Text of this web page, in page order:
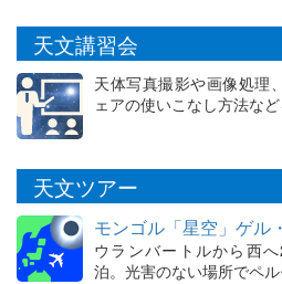
天文講習会
天体写真撮影や画像処理
ェアの使いこなし方法な
天文ツアー
モンゴル「星空」ゲル
ウランバートルから西
泊。光害のない場所でペ